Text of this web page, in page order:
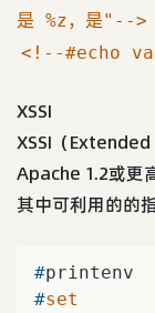
是 %z，是"-->
<!--#echo
XSSI
XSSI（Extended
Apache 1.2或更
其中可利用的的指
#printenv
#set